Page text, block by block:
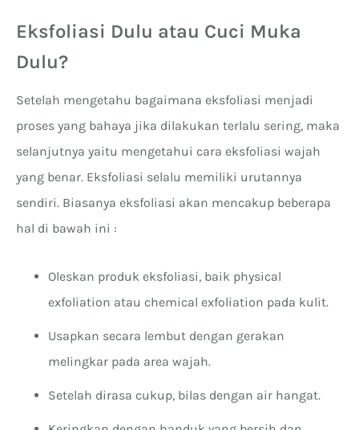
Eksfoliasi Dulu atau Cuci Muka
Dulu?
Setelah mengetahu bagaimana eksfoliasi menjadi
proses yang bahaya jika dilakukan terlalu sering, maka
selanjutnya yaitu mengetahui cara eksfoliasi wajah
yang benar. Eksfoliasi selalu memiliki urutannya
sendiri. Biasanya eksfoliasi akan mencakup beberapa
hal di bawah ini :
Oleskan produk eksfoliasi, baik physical
exfoliation atau chemical exfoliation pada kulit.
Usapkan secara lembut dengan gerakan
melingkar pada area wajah.
Setelah dirasa cukup, bilas dengan air hangat.